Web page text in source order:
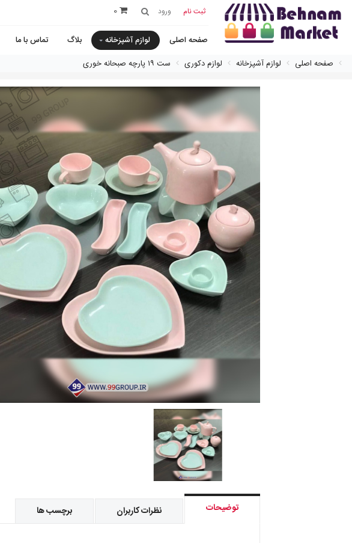
ثبت نام ورود 0
صفحه اصلی لوازم آشپزخانه بلاگ تماس با ما
صفحه اصلی
لوازم آشپزخانه لوازم دکوری ست ١٩ پارچه صبحانه خورى
توضیحات نظرات کاربران برچسب ها